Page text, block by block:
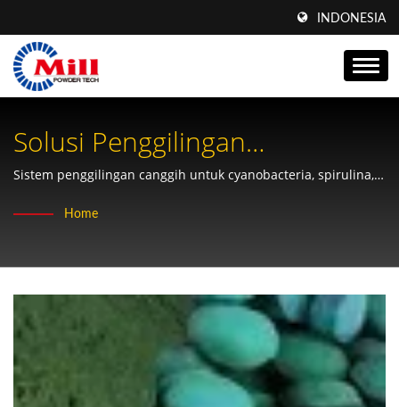
INDONESIA
Solusi Penggilingan
Cyanobacteria & Spirulina
Untuk Aplikasi Bioteknologi
Sistem penggilingan canggih untuk cyanobacteria, spirulina,
dan pemrosesan bebas kontaminasi
Home